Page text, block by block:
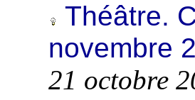
Théâtre.
novembre
21 octobre